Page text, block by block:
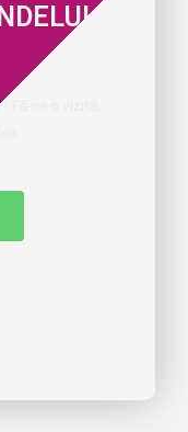
Fă-ne o vizită,